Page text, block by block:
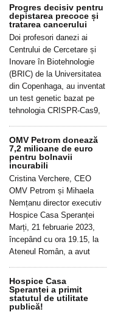
Progres decisiv pentru
depistarea precoce și
tratarea cancerului
Doi profesori danezi ai
Centrului de Cercetare și
Inovare în Biotehnologie
(BRIC) de la Universitatea
din Copenhaga, au inventat
un test genetic bazat pe
tehnologia CRISPR-Cas9,
OMV Petrom donează
7,2 milioane de euro
pentru bolnavii
incurabili
Cristina Verchere, CEO
OMV Petrom și Mihaela
Nemțanu director executiv
Hospice Casa Speranței
Marți, 21 februarie 2023,
începând cu ora 19.15, la
Ateneul Român, a avut
Hospice Casa
Speranței a primit
statutul de utilitate
publică!